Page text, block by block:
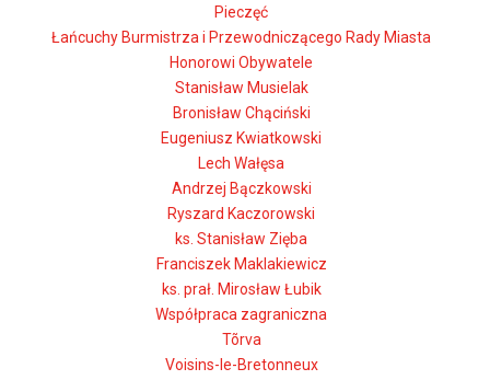
Pieczęć
Łańcuchy Burmistrza i Przewodniczącego Rady Miasta
Honorowi Obywatele
Stanisław Musielak
Bronisław Chąciński
Eugeniusz Kwiatkowski
Lech Wałęsa
Andrzej Bączkowski
Ryszard Kaczorowski
ks. Stanisław Zięba
Franciszek Maklakiewicz
ks. prał. Mirosław Łubik
Współpraca zagraniczna
Tõrva
Voisins-le-Bretonneux